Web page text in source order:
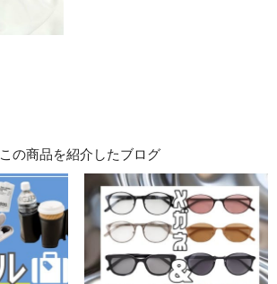
この商品を紹介したブログ